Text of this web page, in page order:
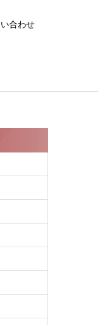
合わせ